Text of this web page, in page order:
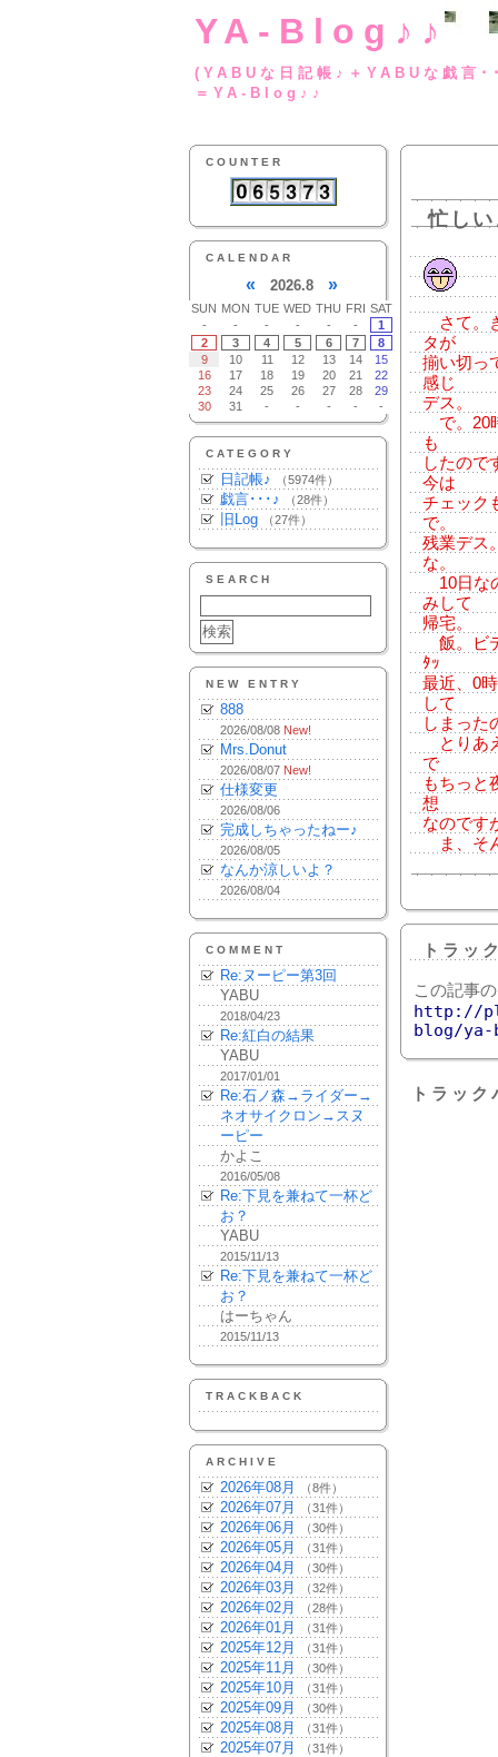
YA-Blog♪♪
(YABUな日記帳♪
＝YA-Blog♪♪
COUNTER
CALENDAR
« 2026.8 »
SUN MON TUE WED THU FRI SAT
-
- - - - -
1
2
3 4 5 6 7
8
9
10 11 12 13 14
15
16
17 18 19 20 21
22
23
24 25 26 27 28
29
30
31 - - - - -
CATEGORY
日記帳♪ （5974件）
戯言･･･♪ （28件）
旧Log （27件）
SEARCH
NEW ENTRY
888
2026/08/08 New!
Mrs.Donut
2026/08/07 New!
仕様変更
2026/08/06
完成しちゃったねー♪
2026/08/05
なんか涼しいよ？
2026/08/04
COMMENT
Re:ヌーピー第3回
YABU
2018/04/23
Re:紅白の結果
YABU
2017/01/01
Re:石ノ森→ライダー→
ネオサイクロン→スヌ
ーピー
かよこ
2016/05/08
Re:下見を兼ねて一杯ど
お？
YABU
2015/11/13
Re:下見を兼ねて一杯ど
お？
はーちゃん
2015/11/13
TRACKBACK
ARCHIVE
2026年08月 （8件）
2026年07月 （31件）
2026年06月 （30件）
2026年05月 （31件）
2026年04月 （30件）
2026年03月 （32件）
2026年02月 （28件）
2026年01月 （31件）
2025年12月 （31件）
2025年11月 （30件）
2025年10月 （31件）
2025年09月 （30件）
2025年08月 （31件）
2025年07月 （31件）
忙し
さて。
タが
揃い切っ
感じ
デス。
で。20
も
したので
今は
チェック
で。
残業デス
な。
10日な
みして
帰宅。
飯。ビ
ﾀｯ
最近、0
して
しまった
とりあ
で
もちっと
想
なのです
ま、そ
トラッ
この記事
http://
blog/ya-
トラッ